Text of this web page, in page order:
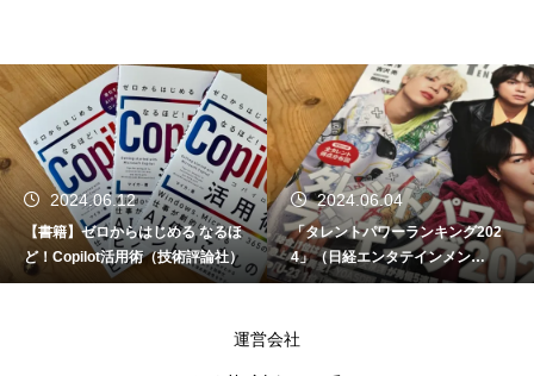
2024.06.04
「タレントパワーランキング202
4」（日経エンタテインメン
ト！）
2024.05.27
【日経パソコン】（5/27号）【
成AIで日常が劇的変化 第4回】
時代の趣味・エンターテインメ
運営会社